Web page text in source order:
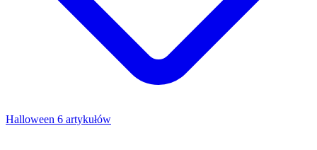
Halloween 6 artykułów